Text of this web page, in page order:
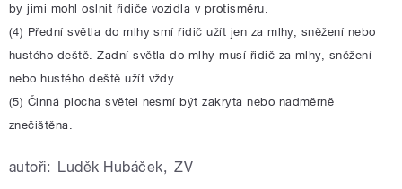
by jimi mohl oslnit řidiče vozidla v protisměru.
(4) Přední světla do mlhy smí řidič užít jen za mlhy, sněžení nebo
hustého deště. Zadní světla do mlhy musí řidič za mlhy, sněžení
nebo hustého deště užít vždy.
(5) Činná plocha světel nesmí být zakryta nebo nadměrně
znečištěna.
autoři: Luděk Hubáček, ZV